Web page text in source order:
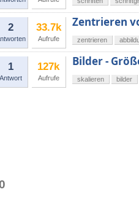
2 33.7k
Aufrufe
Zentrieren
zentrieren
1
Antwort
127k
Aufrufe
Bilder -
skalieren bilder